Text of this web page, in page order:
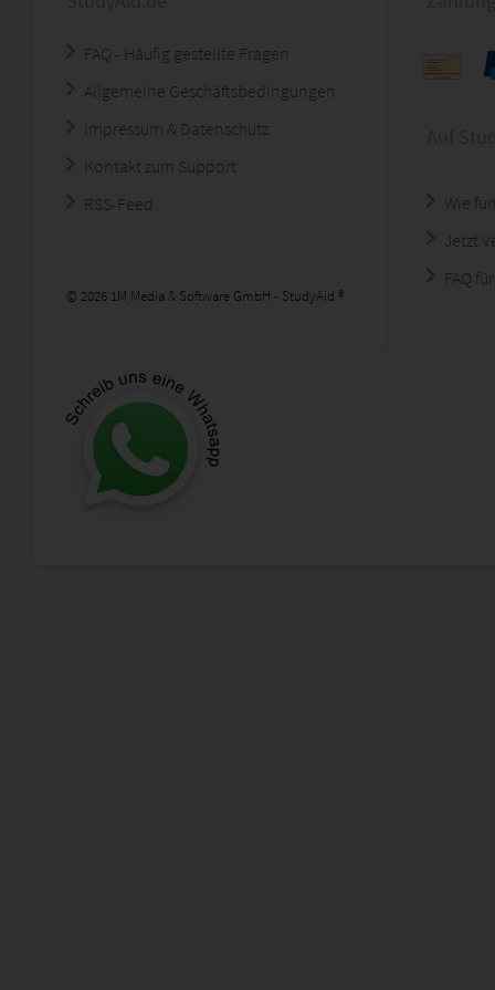
FAQ - Häufig gestellte Fragen
Allgemeine Geschäftsbedingungen
Impressum & Datenschutz
Kontakt zum Support
RSS-Feed
© 2026 1M Media & Software GmbH - StudyAid ®
Wie
Jetzt
FAQ